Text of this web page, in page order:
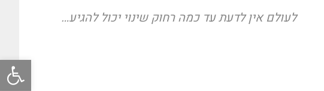
פתח
לעולם אין לדעת עד כמה רחוק שינוי יכול להגיע…